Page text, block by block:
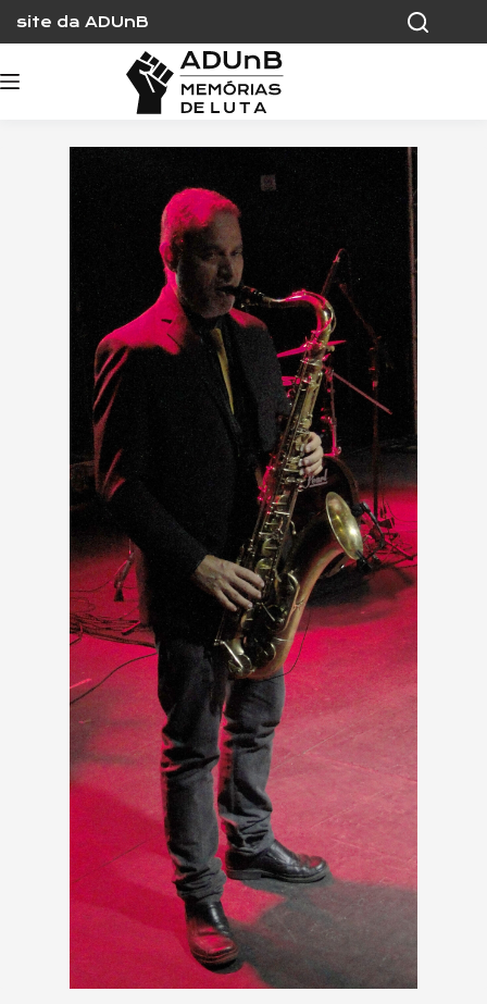
content
site da ADUnB